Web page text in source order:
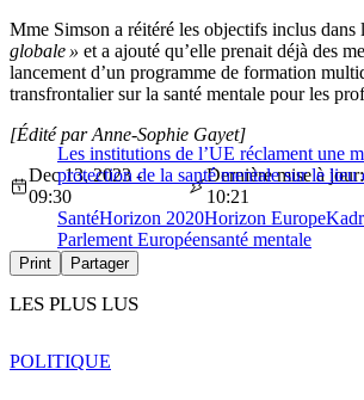
Mme Simson a réitéré les objectifs inclus dans
globale » et a ajouté qu’elle prenait déjà des
lancement d’un programme de formation
transfrontalier sur la santé mentale pour les
Les institutions de l’UE réclament une
protection de la santé mentale sur le lieu
[Édité par Anne-Sophie Gayet]
Dec 13, 2023 -
09:30
Dernière mise à
10:21
SantéHorizon 2020Horizon Europe
Parlement Européensanté mentale
Print Partager
LES PLUS LUS
POLITIQUE